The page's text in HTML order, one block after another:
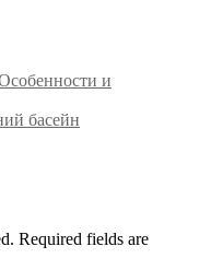
и
басейн
Required fields are